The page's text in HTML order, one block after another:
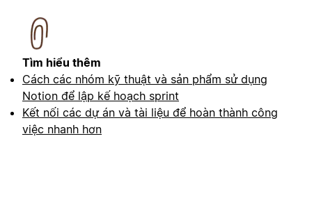
Tìm hiểu thêm
Cách các nhóm kỹ thuật và sản phẩm sử dụng
Notion để lập kế hoạch sprint
Kết nối các dự án và tài liệu để hoàn thành công
việc nhanh hơn